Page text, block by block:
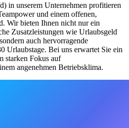
in unserem Unternehmen profitieren
und einem offenen,
Wir bieten Ihnen nicht nur ein
Zusatzleistungen wie Urlaubsgeld
auch hervorragende
Urlaubstage. Bei uns erwartet Sie ein
starken Fokus auf
angenehmen Betriebsklima.